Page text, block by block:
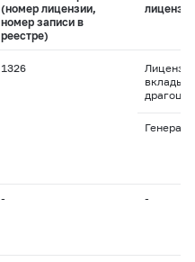
(номер лицензии,
номер записи в
реестре)
лицензии
1326
вклады
- -